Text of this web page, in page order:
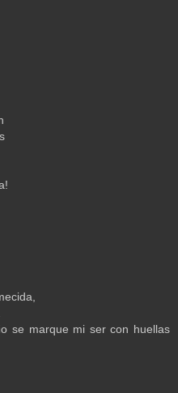
se marque mi ser con huellas